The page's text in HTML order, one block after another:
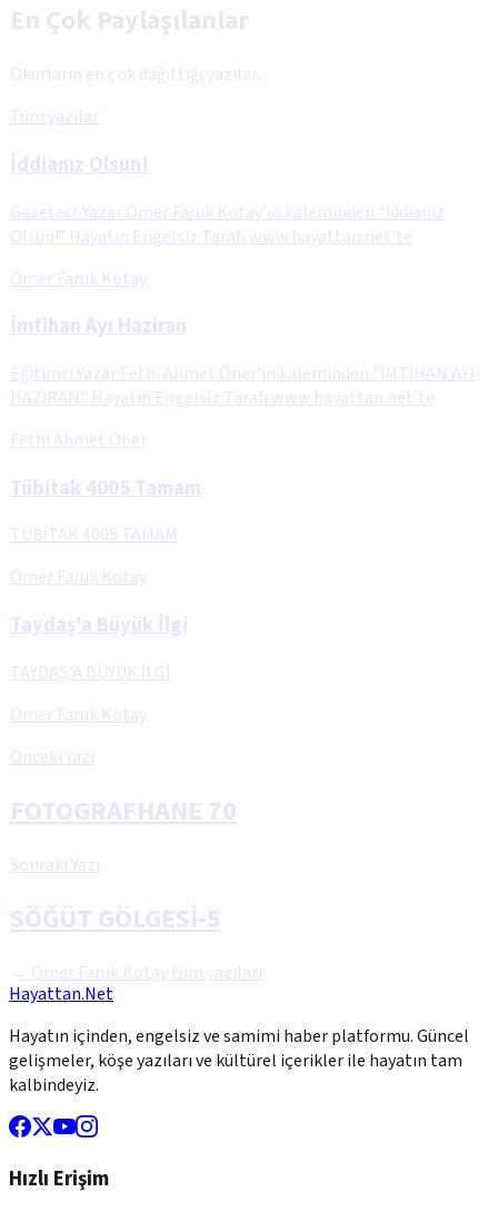
En Çok Paylaşılanlar
Okurların en çok dağıttığı yazılar.
Tüm yazılar
İddianız Olsun!
Gazeteci-Yazar Ömer Faruk Kotay’ın kaleminden “İddianız
Olsun!” Hayatın Engelsiz Tarafı www.hayattan.net’te
Ömer Faruk Kotay
İmtihan Ayı Haziran
Eğitimci Yazar Fethi Ahmet Öner’in kaleminden "İMTİHAN AYI
HAZİRAN" Hayatın Engelsiz Tarafı www.hayattan.net’te
Fethi Ahmet Öner
Tübitak 4005 Tamam
TÜBİTAK 4005 TAMAM
Ömer Faruk Kotay
Taydaş'a Büyük İlgi
TAYDAŞ'A BÜYÜK İLGİ
Ömer Faruk Kotay
Önceki Yazı
FOTOGRAFHANE 70
Sonraki Yazı
SÖĞÜT GÖLGESİ-5
← Ömer Faruk Kotaytüm yazıları
Hayattan.Net
Hayatın içinden, engelsiz ve samimi haber platformu. Güncel
gelişmeler, köşe yazıları ve kültürel içerikler ile hayatın tam
kalbindeyiz.
Hızlı Erişim